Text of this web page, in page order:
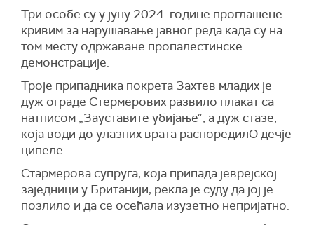
Три особе су у јуну 2024. године проглашене
кривим за нарушавање јавног реда када су на
том месту одржаване пропалестинске
демонстрације.
Троје припадника покрета Захтев младих је
дуж ограде Стермерових развило плакат са
натписом „Зауставите убијање“, а дуж стазе,
која води до улазних врата распоредилО дечје
ципеле.
Стармерова супруга, која припада јеврејској
заједници у Британији, рекла је суду да јој је
позлило и да се осећала изузетно непријатно.